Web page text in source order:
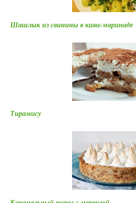
Шашлык из свинины в киви-маринаде
Тирамису